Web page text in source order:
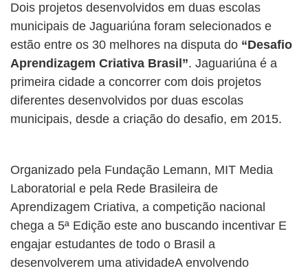
Dois projetos desenvolvidos em duas escolas
municipais de Jaguariúna foram selecionados e
estão entre os 30 melhores na disputa do “Desafio
Aprendizagem Criativa Brasil”. Jaguariúna é a
primeira cidade a concorrer com dois projetos
diferentes desenvolvidos por duas escolas
municipais, desde a criação do desafio, em 2015.
Organizado pela Fundação Lemann, MIT Media
Laboratorial e pela Rede Brasileira de
Aprendizagem Criativa, a competição nacional
chega a 5ª Edição este ano buscando incentivar E
engajar estudantes de todo o Brasil a
desenvolverem uma atividadeA envolvendo